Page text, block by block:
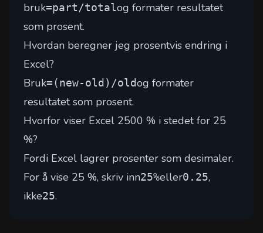
bruk=part/totalog formater resultatet
som prosent.
Hvordan beregner jeg prosentvis endring i
Excel?
Bruk=(new-old)/oldog formater
resultatet som prosent.
Hvorfor viser Excel 2500 % i stedet for 25
%?
Fordi Excel lagrer prosenter som desimaler.
For å vise 25 %, skriv inn25%eller0.25,
ikke25.